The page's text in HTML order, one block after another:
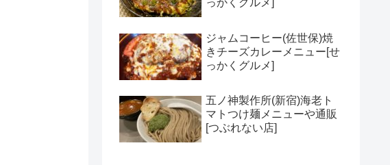
っかくグルメ]
ジャムコーヒー(佐世保)焼
きチーズカレーメニュー[せ
っかくグルメ]
五ノ神製作所(新宿)海老ト
マトつけ麺メニューや通販
[つぶれない店]